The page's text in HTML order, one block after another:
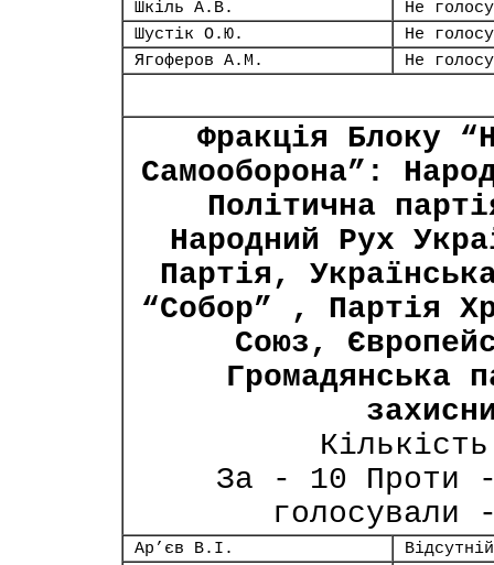
Шкіль А.В.
Не
Шустік О.Ю.
Не
Ягоферов А.М.
Не
Фракція Блоку
Самооборона”:
Політична
Народний Рух
Партія,
“Собор” , Партія
Союз,
Громадянська
За - 10 Проти
Ар’єв В.І.
Відсутній